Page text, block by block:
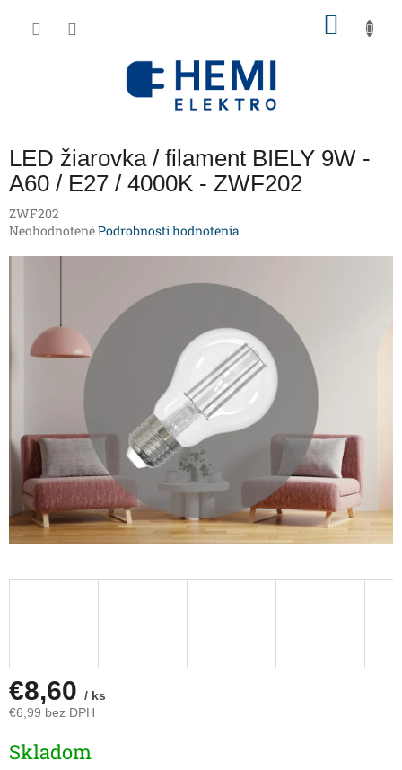
LED žiarovka / filament BIELY 9W -
A60 / E27 / 4000K - ZWF202
ZWF202
Priemerné
hviezdičiek.
NeohodnotenéPodrobnosti hodnotenia
€8,60 / ks
€6,99 bez DPH
cena:
Skladom